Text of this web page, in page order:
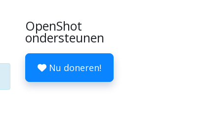
OpenShot
ondersteunen
Nu doneren!